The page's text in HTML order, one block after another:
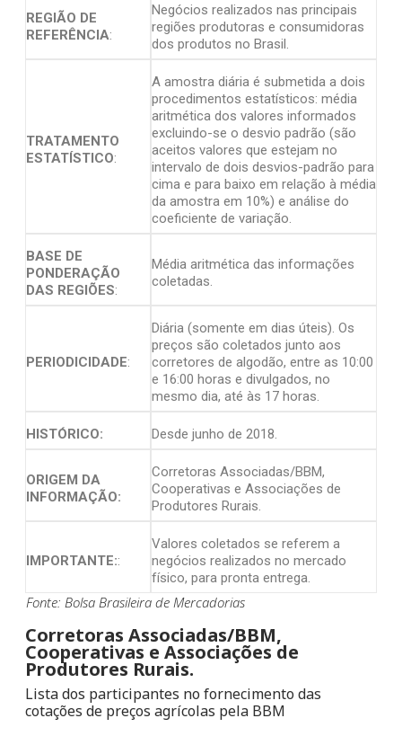
REGIÃO DE
REFERÊNCIA:
Negócios realizados nas principais
regiões produtoras e consumidoras
dos produtos no Brasil.
TRATAMENTO
ESTATÍSTICO:
A amostra diária é submetida a dois
procedimentos estatísticos: média
aritmética dos valores informados
excluindo-se o desvio padrão (são
aceitos valores que estejam no
intervalo de dois desvios-padrão para
cima e para baixo em relação à média
da amostra em 10%) e análise do
coeficiente de variação.
BASE DE
PONDERAÇÃO
DAS REGIÕES:
Média aritmética das informações
coletadas.
PERIODICIDADE:
Diária (somente em dias úteis). Os
preços são coletados junto aos
corretores de algodão, entre as 10:00
e 16:00 horas e divulgados, no
mesmo dia, até às 17 horas.
HISTÓRICO: Desde junho de 2018.
ORIGEM DA
INFORMAÇÃO:
Corretoras Associadas/BBM,
Cooperativas e Associações de
Produtores Rurais.
IMPORTANTE::
Valores coletados se referem a
negócios realizados no mercado
físico, para pronta entrega.
Fonte: Bolsa Brasileira de Mercadorias
Corretoras Associadas/BBM,
Cooperativas e Associações de
Produtores Rurais.
Lista dos participantes no fornecimento das
cotações de preços agrícolas pela BBM